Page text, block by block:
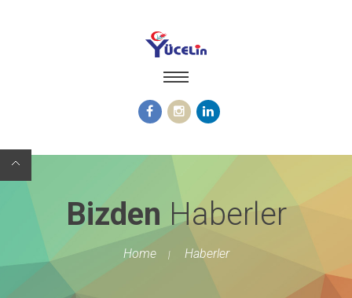
Bizden Haberler
Home | Haberler